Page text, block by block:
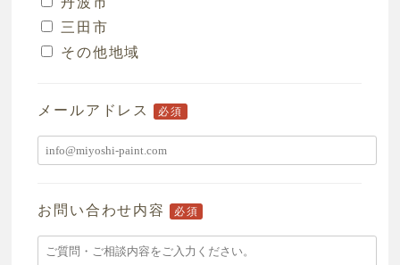
三田市
その他地域
メールアドレス 必須
お問い合わせ内容 必須